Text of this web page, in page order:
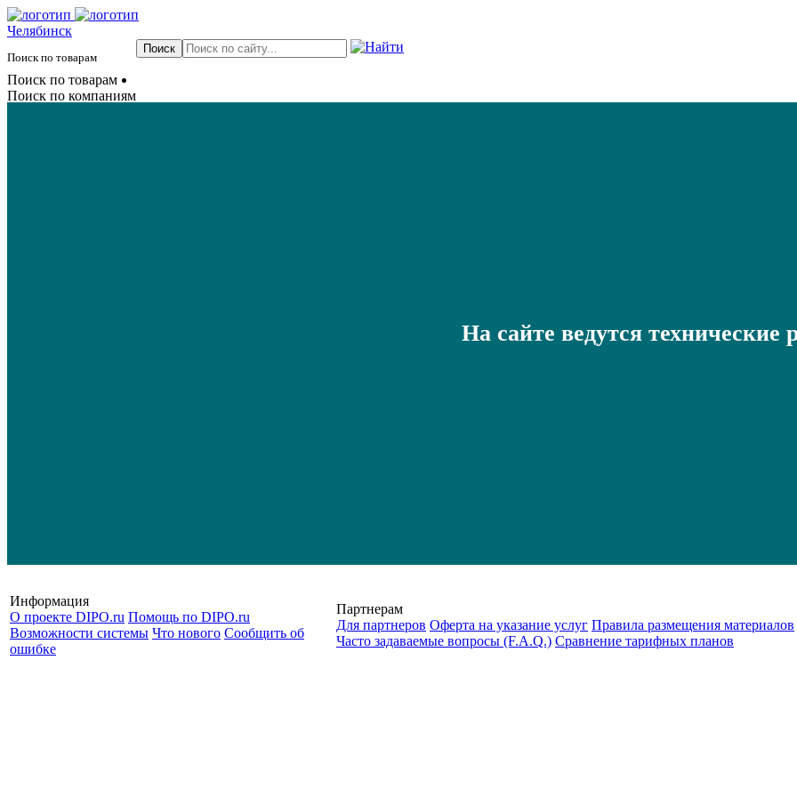
Челябинск
Поиск по товарам
Поиск по товарам
Поиск по компаниям
На сайте ведутся технические
Информация
О проекте DIPO.ru Помощь по DIPO.ru
Возможности системы Что нового Сообщить об
ошибке
Партнерам
Для партнеров Оферта на указание услуг Правила размещения материалов
Часто задаваемые вопросы (F.A.Q.) Cравнение тарифных планов